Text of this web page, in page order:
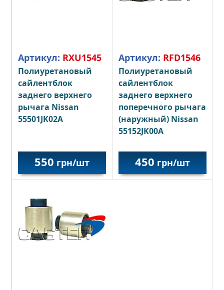
Артикул: RXU1545
Полиуретановый
сайлентблок
заднего верхнего
рычага Nissan
55501JK02A
550 грн/шт
Артикул: RFD1546
Полиуретановый
сайлентблок
заднего верхнего
поперечного рычага
(наружный) Nissan
55152JK00A
450 грн/шт